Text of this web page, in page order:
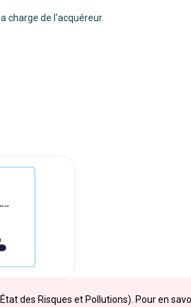
charge de l'acquéreur.
des Risques et Pollutions). Pour en